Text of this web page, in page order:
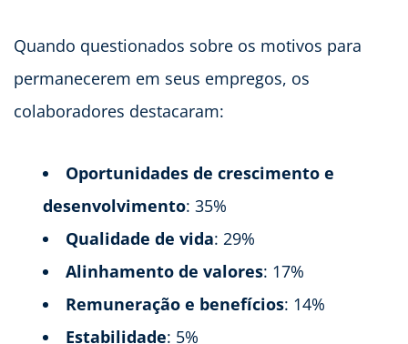
Quando questionados sobre os motivos para
permanecerem em seus empregos, os
colaboradores destacaram:
Oportunidades de crescimento e
desenvolvimento: 35%
Qualidade de vida: 29%
Alinhamento de valores: 17%
Remuneração e benefícios: 14%
Estabilidade: 5%